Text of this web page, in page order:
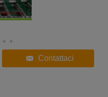
Contattaci